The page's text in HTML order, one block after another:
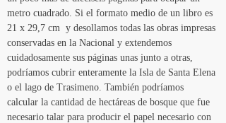
metro cuadrado. Si el formato medio de un libro es
21 x 29,7 cm  y desollamos todas las obras impresas
conservadas en la Nacional y extendemos
cuidadosamente sus páginas unas junto a otras,
podríamos cubrir enteramente la Isla de Santa Elena
o el lago de Trasimeno. También podríamos
calcular la cantidad de hectáreas de bosque que fue
necesario talar para producir el papel necesario con